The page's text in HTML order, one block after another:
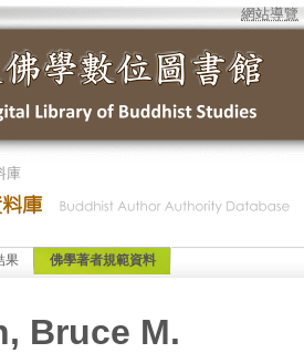
網站導覽
庫
果 佛學著者規範資料
Bruce M.